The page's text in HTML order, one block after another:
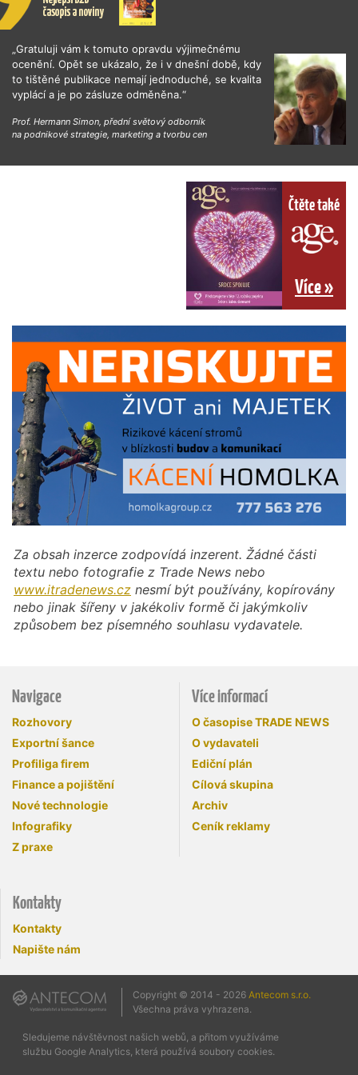
„Gratuluji vám k tomuto opravdu výjimečnému
ocenění. Opět se ukázalo, že i v dnešní době, kdy
to tištěné publikace nemají jednoduché, se kvalita
vyplácí a je po zásluze odměněna.“
Prof. Hermann Simon, přední světový odborník
na podnikové strategie, marketing a tvorbu cen
Čtěte také
Více »
Za obsah inzerce zodpovídá inzerent. Žádné části
textu nebo fotografie z Trade News nebo
www.itradenews.cz nesmí být používány, kopírovány
nebo jinak šířeny v jakékoliv formě či jakýmkoliv
způsobem bez písemného souhlasu vydavatele.
Navigace
Rozhovory
Exportní šance
Profiliga firem
Finance a pojištění
Nové technologie
Infografiky
Z praxe
Více informací
O časopise TRADE NEWS
O vydavateli
Ediční plán
Cílová skupina
Archiv
Ceník reklamy
Kontakty
Kontakty
Napište nám
Copyright © 2014 - 2026 Antecom s.r.o.
Všechna práva vyhrazena.
Sledujeme návštěvnost našich webů, a přitom využíváme
službu Google Analytics, která používá soubory cookies.